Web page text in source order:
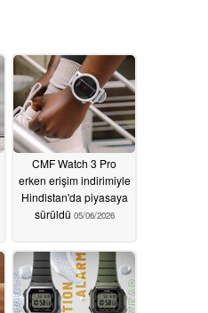
CMF Watch 3 Pro
erken erişim indirimiyle
Hindistan'da piyasaya
sürüldü 05/06/2026